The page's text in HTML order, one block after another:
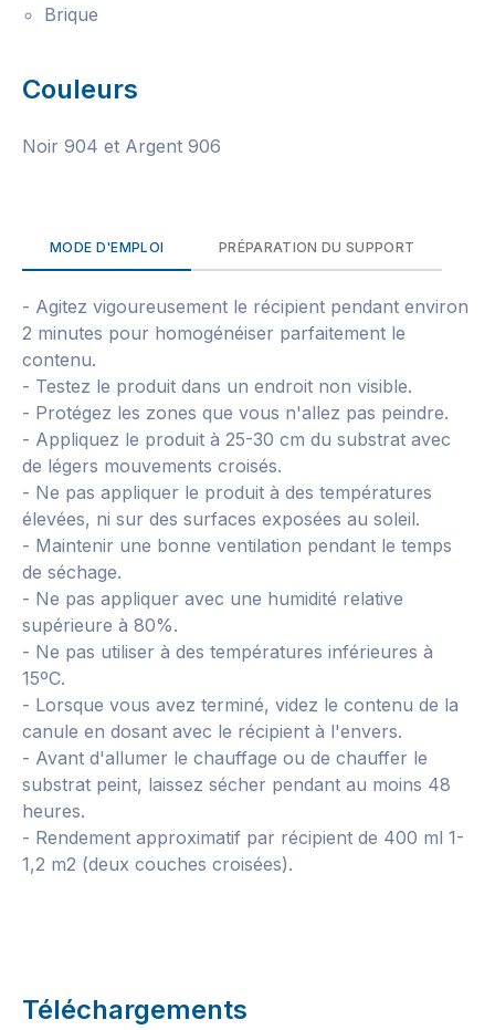
Brique
Couleurs
Noir 904 et Argent 906
MODE D'EMPLOI PRÉPARATION DU SUPPORT
- Agitez vigoureusement le récipient pendant environ
2 minutes pour homogénéiser parfaitement le
contenu.
- Testez le produit dans un endroit non visible.
- Protégez les zones que vous n'allez pas peindre.
- Appliquez le produit à 25-30 cm du substrat avec
de légers mouvements croisés.
- Ne pas appliquer le produit à des températures
élevées, ni sur des surfaces exposées au soleil.
- Maintenir une bonne ventilation pendant le temps
de séchage.
- Ne pas appliquer avec une humidité relative
supérieure à 80%.
- Ne pas utiliser à des températures inférieures à
15ºC.
- Lorsque vous avez terminé, videz le contenu de la
canule en dosant avec le récipient à l'envers.
- Avant d'allumer le chauffage ou de chauffer le
substrat peint, laissez sécher pendant au moins 48
heures.
- Rendement approximatif par récipient de 400 ml 1-
1,2 m2 (deux couches croisées).
Téléchargements